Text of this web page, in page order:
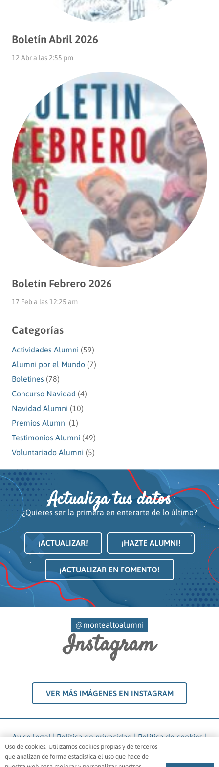
Boletín Abril 2026
12 Abr a las 2:55 pm
Boletín Febrero 2026
17 Feb a las 12:25 am
Categorías
Actividades Alumni (59)
Alumni por el Mundo (7)
Boletines (78)
Concurso Navidad (4)
Navidad Alumni (10)
Premios Alumni (1)
Testimonios Alumni (49)
Voluntariado Alumni (5)
Actualiza tus datos
¿Quieres ser la primera en enterarte de lo último?
¡ACTUALIZAR! ¡HAZTE ALUMNI!
¡ACTUALIZAR EN FOMENTO!
@montealtoalumni
Instagram
VER MÁS IMÁGENES EN INSTAGRAM
Aviso legal|Política de privacidad|Política de cookies|
Política de Pagos
1969 – 2021 © Asociación Antiguas Alumnas Montealto.
Uso de cookies. Utilizamos cookies propias y de terceros
que analizan de forma estadística el uso que hace de